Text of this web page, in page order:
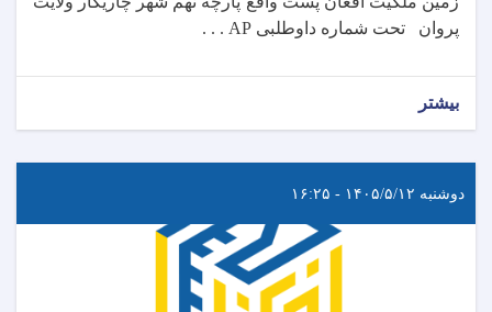
پروان تحت شماره داوطلبی AP . . .
بیشتر
دوشنبه ۱۴۰۵/۵/۱۲ - ۱۶:۲۵